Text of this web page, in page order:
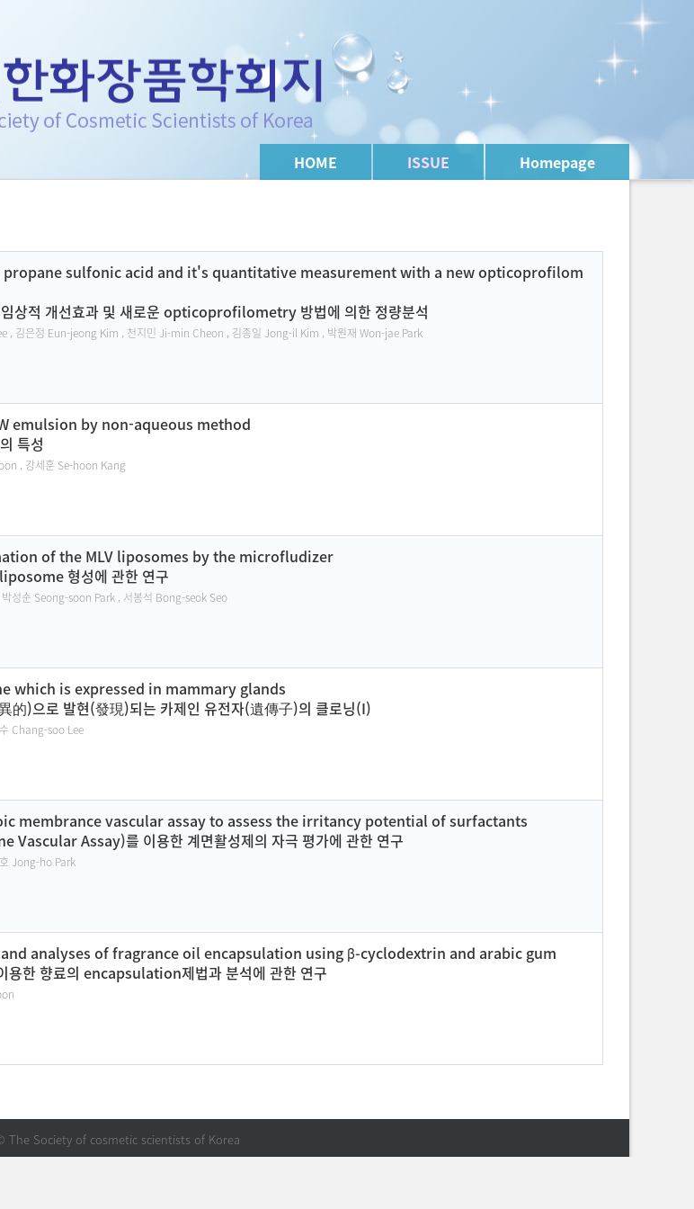
HOME ISSUE Homepage
sulfonic acid and it's quantitative measurement with a new opticoprofilom
적 개선효과 및 새로운 opticoprofilometry 방법에 의한 정량분석
, 김은정 Eun-jeong Kim , 천지민 Ji-min Cheon , 김종일 Jong-il Kim , 박원재 Won-jae Park
emulsion by non-aqueous method
특성
, 강세훈 Se-hoon Kang
of the MLV liposomes by the microfludizer
형성에 관한 연구
성순 Seong-soon Park , 서봉석 Bong-seok Seo
which is expressed in mammary glands
的)으로 발현(發現)되는 카제인 유전자(遺傳子)의 클로닝(I)
Chang-soo Lee
membrance vascular assay to assess the irritancy potential of surfactants
Assay)를 이용한 계면활성제의 자극 평가에 관한 연구
Jong-ho Park
analyses of fragrance oil encapsulation using β-cyclodextrin and arabic gum
한 향료의 encapsulation제법과 분석에 관한 연구
The Society of cosmetic scientists of Korea